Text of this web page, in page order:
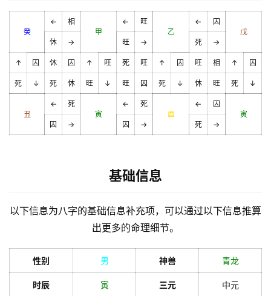
癸
←
相
甲
←
旺
乙
←
囚
戊
休
→ 旺 → 死 →
↑ 囚 休 囚 ↑ 旺 死 旺 ↑ 囚 旺 相 ↑ 囚
死 ↓ 死 休 旺 ↓ 旺 囚 死 ↓ 休 旺 死 ↓
丑
←
死
寅
←
死
酉
←
囚
寅
囚
→ 囚 → 死 →
基础信息
以下信息为八字的基础信息补充项，可以通过以下信息推算
出更多的命理细节。
性别 男 神兽 青龙
时辰 寅 三元 中元